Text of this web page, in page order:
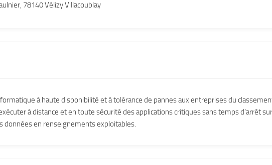
78140 Vélizy Villacoublay
à haute disponibilité et à tolérance de pannes aux entreprises du
à distance et en toute sécurité des applications critiques sans temps d’arrêt
données en renseignements exploitables.